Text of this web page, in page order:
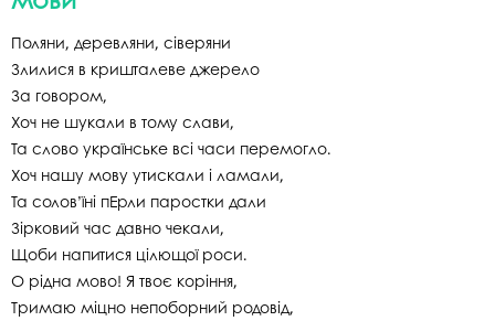
Поляни, деревляни, сіверяни
Злилися в кришталеве джерело
За говором,
Хоч не шукали в тому слави,
Та слово українське всі часи перемогло.
Хоч нашу мову утискали і ламали,
Та соловʼїні пЕрли паростки дали
Зірковий час давно чекали,
Щоби напитися цілющої роси.
О рідна мово! Я твоє коріння,
Тримаю міцно непоборний родовід,